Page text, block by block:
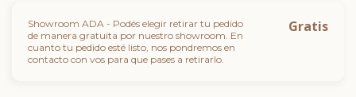
Showroom ADA - Podés elegir retirar tu pedido
de manera gratuita por nuestro showroom. En
cuanto tu pedido esté listo, nos pondremos en
contacto con vos para que pases a retirarlo.
Gratis